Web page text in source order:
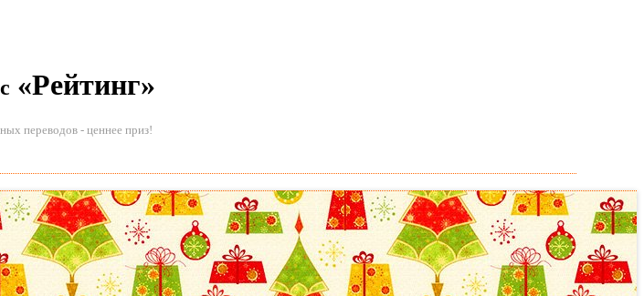
«Рейтинг»
переводов - ценнее приз!